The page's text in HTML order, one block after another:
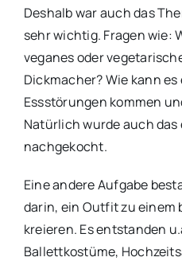
Deshalb war auch das
sehr wichtig. Fragen wie:
veganes oder
Dickmacher? Wie kann
Essstörungen kommen
Natürlich wurde auch
nachgekocht.
Eine andere Aufgabe
darin, ein Outfit zu einem
kreieren. Es entstanden
Ballettkostüme,